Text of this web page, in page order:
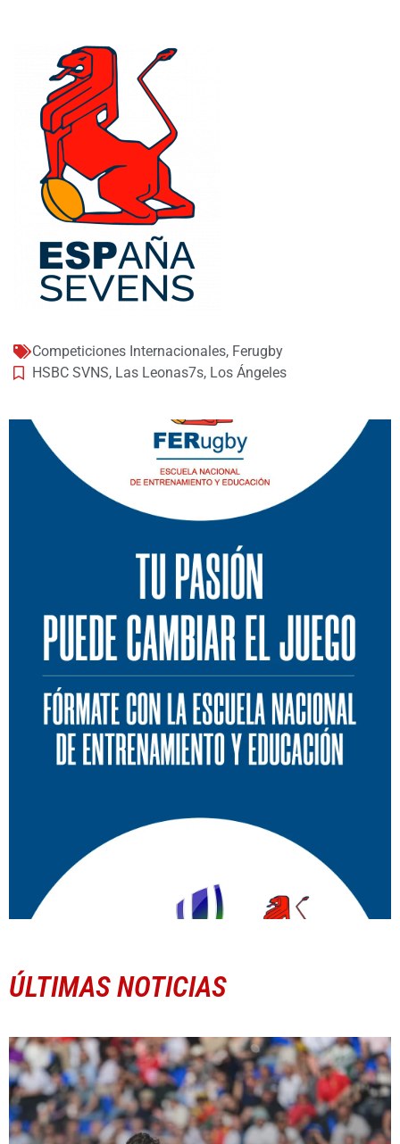
Competiciones Internacionales, Ferugby
HSBC SVNS, Las Leonas7s, Los Ángeles
ÚLTIMAS NOTICIAS